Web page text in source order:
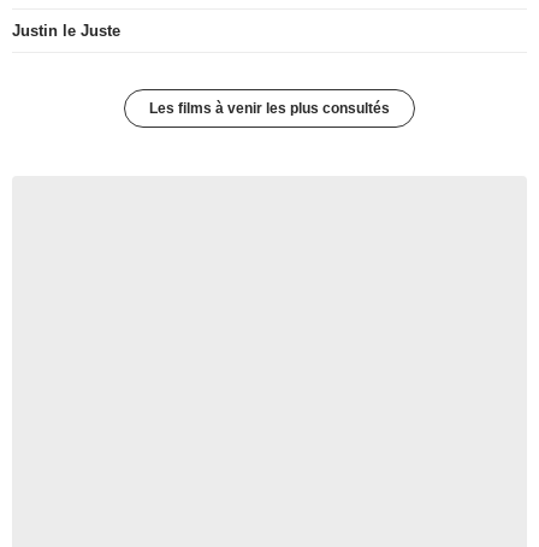
Justin le Juste
Les films à venir les plus consultés